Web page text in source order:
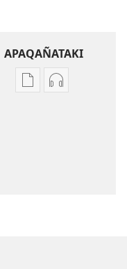
APAQAÑATAKI
Aka Aka